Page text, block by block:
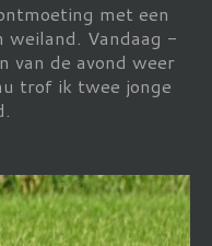
met een
weiland. Vandaag -
van de avond weer
trof ik twee jonge